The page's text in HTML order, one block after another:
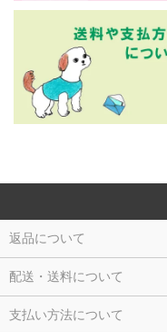
返品について
配送・送料について
支払い方法について